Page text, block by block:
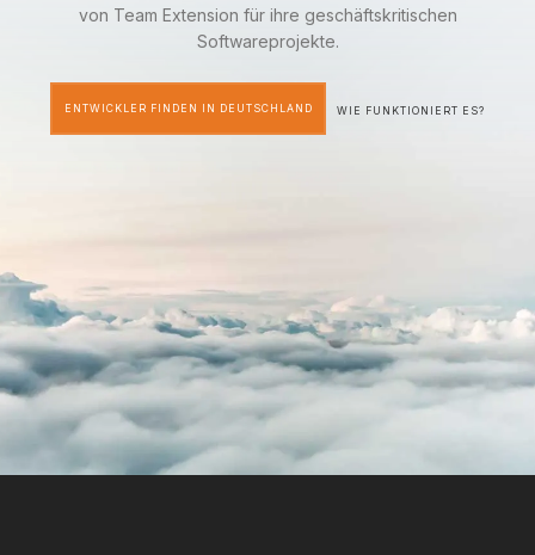
von Team Extension für ihre geschäftskritischen
Softwareprojekte.
ENTWICKLER FINDEN IN DEUTSCHLAND WIE FUNKTIONIERT ES?